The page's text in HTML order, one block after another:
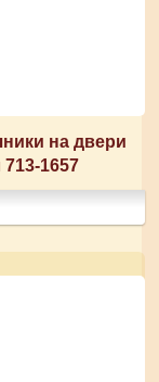
на двери
1657